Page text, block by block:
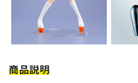
商品説明